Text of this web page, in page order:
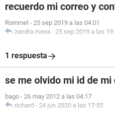
recuerdo mi correo y
Rommel - 25 sep 2019 a las 04:01
zandra.rivera - 25 sep 2019 a las
1 respuesta
se me olvido mi id de
bago - 26 may 2012 a las 04:17
richard - 24 jun 2020 a las 17:55